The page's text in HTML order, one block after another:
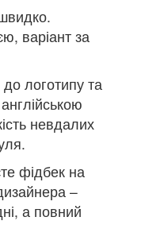
варіант за
логотипу та
невдалих
фідбек на
–
а повний